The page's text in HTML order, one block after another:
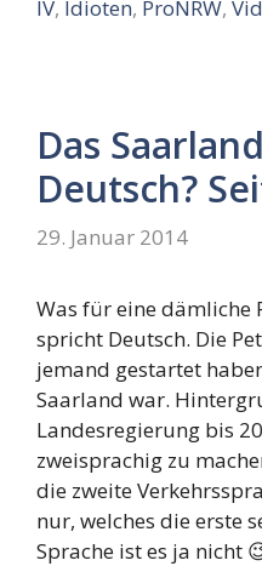
IV, Idioten, ProNRW,
Das
Deutsch?
29. Januar 2014
Was für eine dämliche
spricht Deutsch. Die
jemand gestartet
Saarland war.
Landesregierung bis
zweisprachig zu
die zweite
nur, welches die erste
Sprache ist es ja nicht